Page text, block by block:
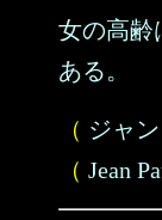
女の高齢
ある。
（ ジャ
（ Jean